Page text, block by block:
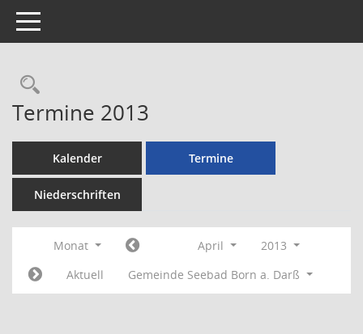
Toggle navigation
Rechercheauswahl
Termine 2013
Kalender Termine
Niederschriften
Monat April
2013
Aktuell
Gemeinde Seebad Born a. Darß